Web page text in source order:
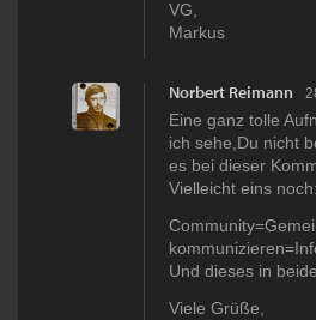
VG,
Markus
Norbert Reimann
Eine ganz tolle
ich sehe,Du nicht
es bei dieser
Vielleicht eins noch:
Und dieses in
Viele Grüße,